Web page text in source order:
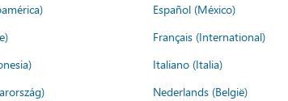
Español (México)
Français (International)
Italiano (Italia)
Nederlands (België)